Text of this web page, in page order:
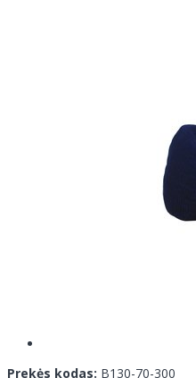
Prekės kodas: B130-70-300